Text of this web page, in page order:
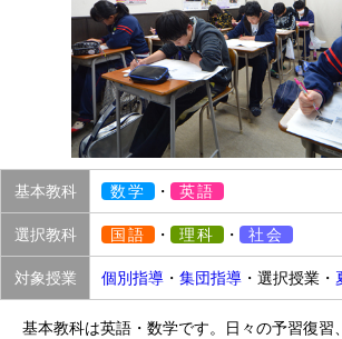
基本教科 数学 ・ 英語
選択教科 国語 ・ 理科 ・ 社会
対象授業 個別指導 ・ 集団指導 ・選択授業・
基本教科は英語・数学です。日々の予習復習